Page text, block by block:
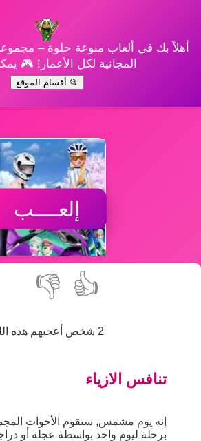
أهلاً بك في ألعاب منوعة حلوة –
المجانية لكل الأعمار! 🎮
📂 أقسام الموقع
إلعــــب
👍
👎
2 شخص أعجبهم هذه اللعبة، انضم إليهم!
تنافس الازياء
إنه يوم مشمس, ستقوم الأخوات
برحلة ليوم واحد بواسطة عجلة أو